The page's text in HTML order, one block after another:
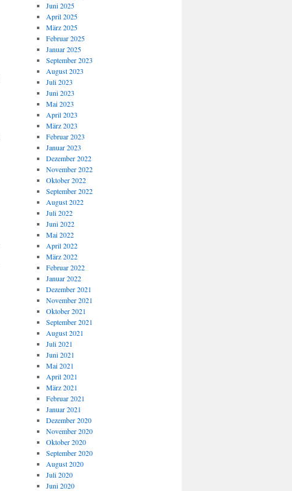
Juni 2025
April 2025
März 2025
Februar 2025
Januar 2025
September 2023
August 2023
Juli 2023
Juni 2023
Mai 2023
April 2023
März 2023
Februar 2023
Januar 2023
Dezember 2022
November 2022
Oktober 2022
September 2022
August 2022
Juli 2022
Juni 2022
Mai 2022
April 2022
März 2022
Februar 2022
Januar 2022
Dezember 2021
November 2021
Oktober 2021
September 2021
August 2021
Juli 2021
Juni 2021
Mai 2021
April 2021
März 2021
Februar 2021
Januar 2021
Dezember 2020
November 2020
Oktober 2020
September 2020
August 2020
Juli 2020
Juni 2020